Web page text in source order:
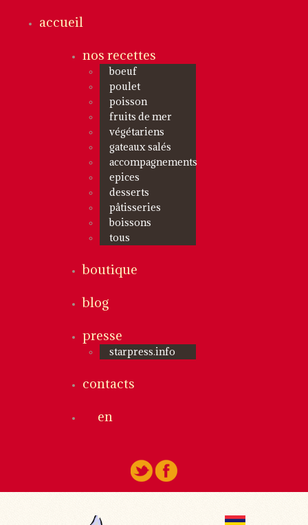
accueil
nos recettes
boeuf
poulet
poisson
fruits de mer
végétariens
gateaux salés
accompagnements
epices
desserts
pâtisseries
boissons
tous
boutique
blog
presse
starpress.info
contacts
en